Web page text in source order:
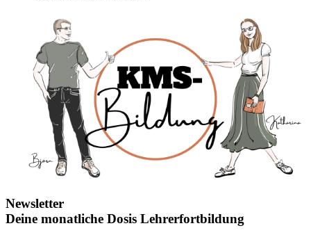
Newsletter
Deine monatliche Dosis Lehrerfortbildung